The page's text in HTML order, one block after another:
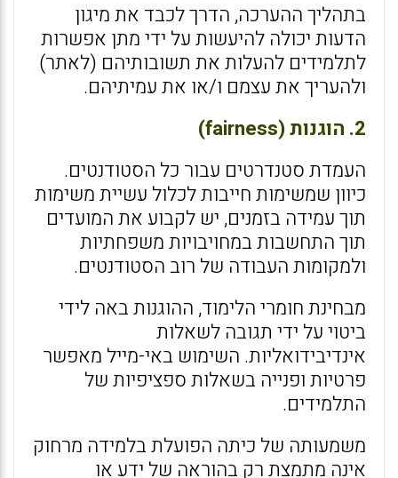
בתהליך ההערכה, הדרך לכבד את מיגון
הדעות יכולה להיעשות על ידי מתן אפשרות
לתלמידים להעלות את תשובותיהם (לאתר)
ולהעריך את עצמם ו/או את עמיתיהם.
2. הוגנות (fairness)
העמדת סטנדרטים עבור כל הסטודנטים.
כיוון שמשימות חייבות לכלול עשיית משימות
תוך עמידה בזמנים, יש לקבוע את המועדים
תוך התחשבות במחויבויות משפחתיות
ולמקומות העבודה של רוב הסטודנטים.
מבחינת חומרי הלימוד, ההוגנות באה לידי
ביטוי על ידי תגובה לשאלות
אינדיבידואליות. השימוש באי-מייל מאפשר
פרטיות ופנייה בשאלות ספציפיות של
התלמידים.
משמעותה של כיתה הפועלת בלמידה מרחוק
אינה מתמצת רק בהוראה של ידע או